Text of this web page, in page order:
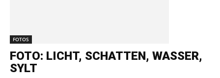
FOTOS
FOTO: LICHT, SCHATTEN, WASSER,
SYLT